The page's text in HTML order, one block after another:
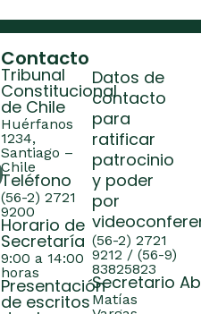
Contacto
Tribunal
Constitucional
de Chile
Huérfanos
1234,
Santiago –
Chile
Teléfono
(56-2) 2721
9200
Horario de
Secretaría
9:00 a 14:00
horas
Presentación
de escritos
Datos de
contacto
para
ratificar
patrocinio
y poder
por
(56-2) 2721
9212 / (56-9)
83825823
Secretario
Matías